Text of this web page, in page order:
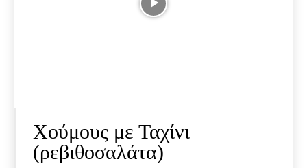
Χούμους με Ταχίνι
(ρεβιθοσαλάτα)